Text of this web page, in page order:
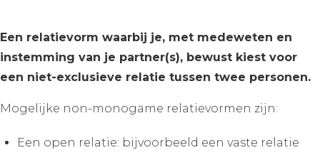
Een relatievorm waarbij je, met medeweten en
instemming van je partner(s), bewust kiest voor
een niet-exclusieve relatie tussen twee personen.
Mogelijke non-monogame relatievormen zijn:
Een open relatie: bijvoorbeeld een vaste relatie